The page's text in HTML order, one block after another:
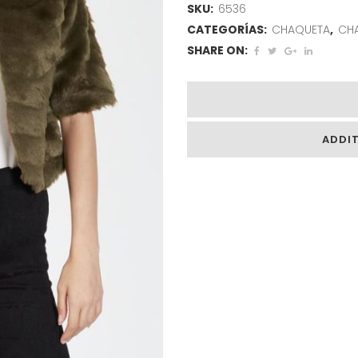
SKU: 6536
CATEGORÍAS: CHAQUETA,
SHARE ON: